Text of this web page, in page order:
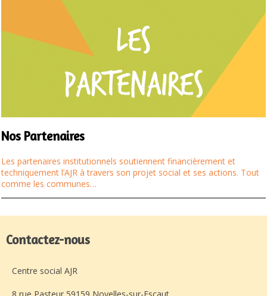
Nos Partenaires
Les partenaires institutionnels soutiennent financièrement et
techniquement l’AJR à travers son projet social et ses actions. Tout
comme les communes…
Contactez-nous
Centre social AJR